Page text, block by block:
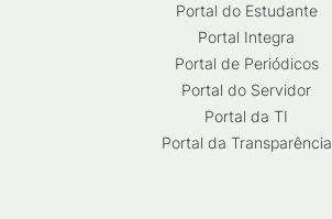
Portal do Estudante
Portal Integra
Portal de Periódicos
Portal do Servidor
Portal da TI
Portal da Transparência